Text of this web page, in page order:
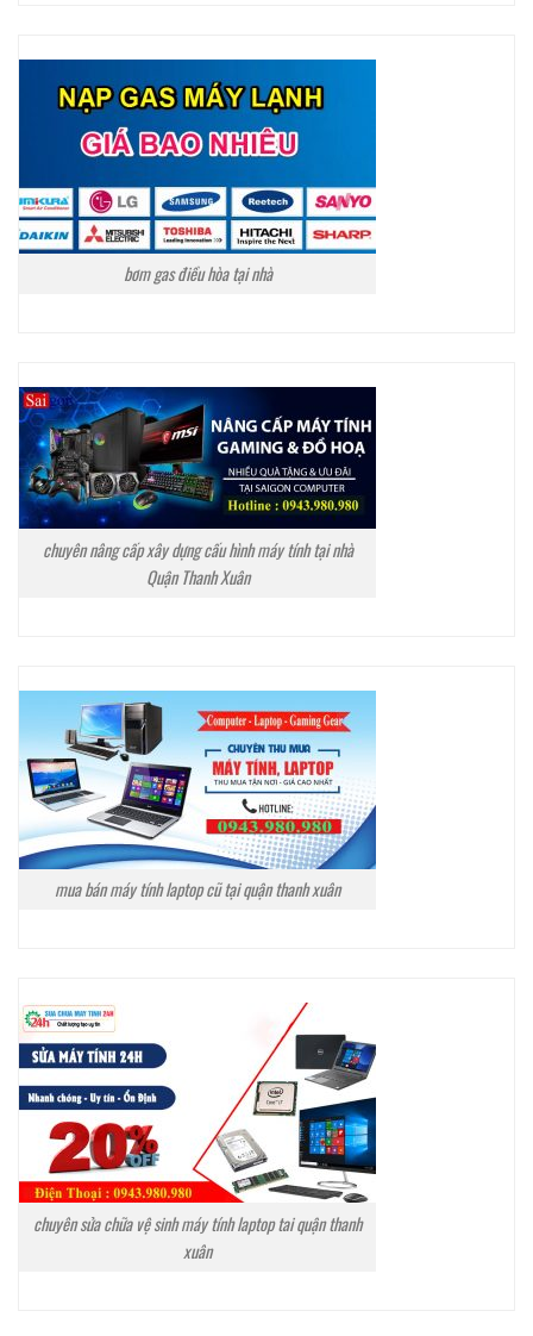
bơm gas điều hòa tại nhà
chuyên nâng cấp xây dựng cấu hình máy tính tại nhà
Quận Thanh Xuân
mua bán máy tính laptop cũ tại quận thanh xuân
chuyên sửa chữa vệ sinh máy tính laptop tai quận thanh
xuân